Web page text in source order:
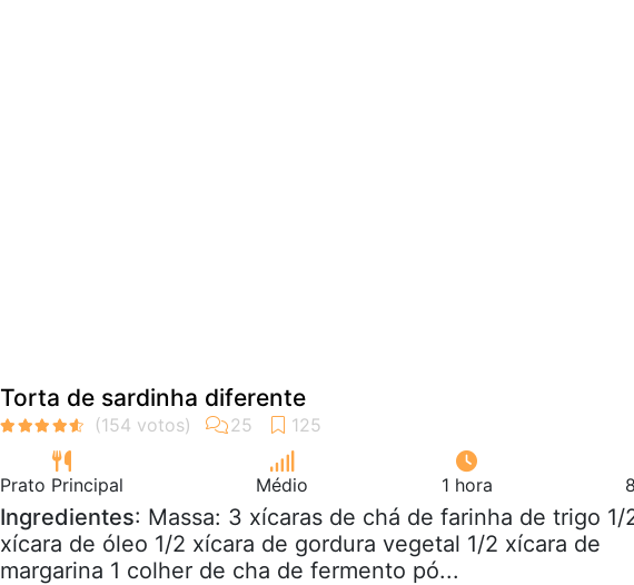
Torta de sardinha diferente
Prato Principal Médio 1 hora
Ingredientes: Massa: 3 xícaras de chá de farinha de trigo 1/
xícara de óleo 1/2 xícara de gordura vegetal 1/2 xícara de
margarina 1 colher de cha de fermento pó...